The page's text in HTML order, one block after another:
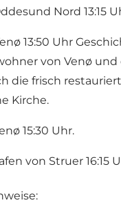
Nord 13:15
13:50 Uhr
von Venø und
die frisch
Kirche.
15:30 Uhr.
von Struer 16:15